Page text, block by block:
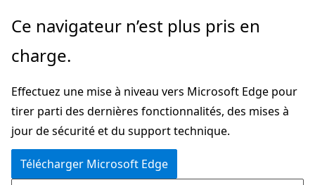
Passer
directement
au
principal
Ce navigateur n’est plus pris en
charge.
Effectuez une mise à niveau vers Microsoft Edge pour
tirer parti des dernières fonctionnalités, des mises à
jour de sécurité et du support technique.
Télécharger Microsoft Edge